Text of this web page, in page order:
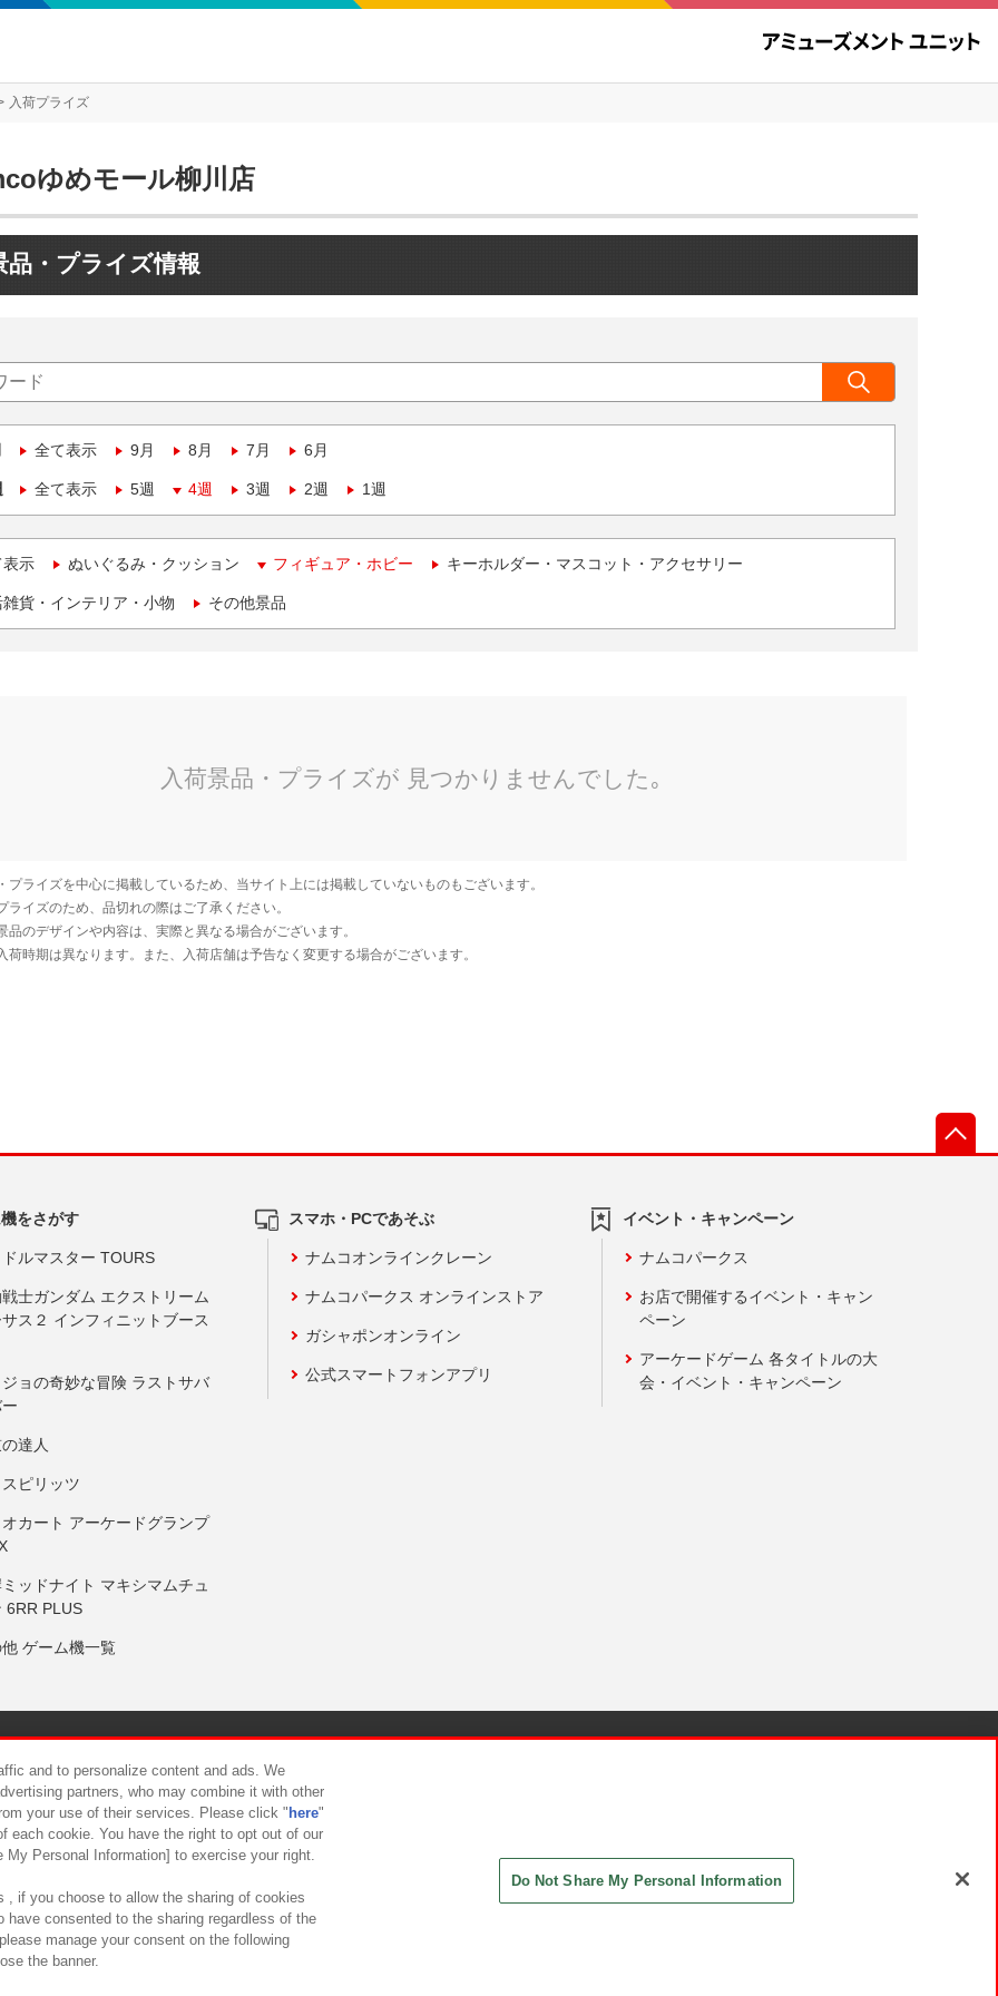
入荷プライズ
ゆめモール柳川店
品・プライズ情報
全て表示 9月 8月 7月 6月
全て表示 5週 4週 3週 2週 1週
表示 ぬいぐるみ・クッション フィギュア・ホビー キーホルダー・マスコット・アクセサリー
貨・インテリア・小物 その他景品
をさがす
ルマスター TOURS
士ガンダム エクストリーム
ス２ インフィニットブース
ョの奇妙な冒険 ラストサバ
達人
ピリッツ
カート アーケードグランプ
ッドナイト マキシマムチュ
6RR PLUS
ゲーム機一覧
スマホ・PCであそぶ
ナムコオンラインクレーン
ナムコパークス オンラインストア
ガシャポンオンライン
公式スマートフォンアプリ
イベント・キャンペーン
ナムコパークス
お店で開催するイベント・キャン
ペーン
アーケードゲーム 各タイトルの大
会・イベント・キャンペーン
について カスタマーハラスメント対応方針
and to personalize content and ads. We
partners, who may combine it with other
your use of their services. Please click " here"
each cookie. You have the right to opt out of our
Personal Information] to exercise your right.
, if you choose to allow the sharing of cookies
have consented to the sharing regardless of the
manage your consent on the following
the banner.
Do Not Share My Personal Information